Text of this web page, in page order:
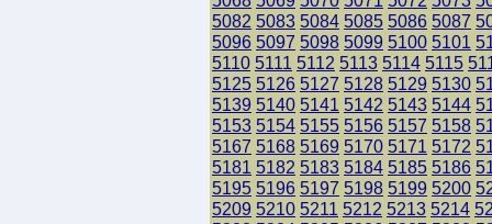
5082 5083 5084 5085 5086 5087
5096 5097 5098 5099 5100 5101
5110 5111 5112 5113 5114 5115
5125 5126 5127 5128 5129 5130
5139 5140 5141 5142 5143 5144
5153 5154 5155 5156 5157 5158
5167 5168 5169 5170 5171 5172
5181 5182 5183 5184 5185 5186
5195 5196 5197 5198 5199 5200
5209 5210 5211 5212 5213 5214